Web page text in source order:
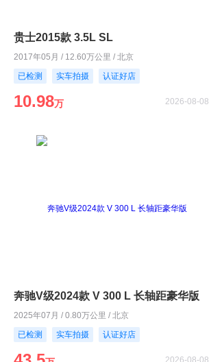
贵士2015款 3.5L SL
2017年05月 / 12.60万公里 / 北京
已检测
实车拍摄 认证好店
10.98万 2026-08-08
奔驰V级2024款 V 300 L 长轴距豪华版
2025年07月 / 0.80万公里 / 北京
已检测
实车拍摄 认证好店
2026-08-08